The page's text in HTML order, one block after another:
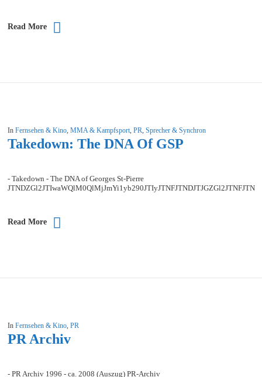
Read More
In Fernsehen & Kino, MMA & Kampfsport, PR, Sprecher & Synchron
Takedown: The DNA Of GSP
- Takedown - The DNA of Georges St-Pierre
Read More
In Fernsehen & Kino, PR
PR Archiv
- PR Archiv 1996 - ca. 2008 (Auszug) PR-Archiv